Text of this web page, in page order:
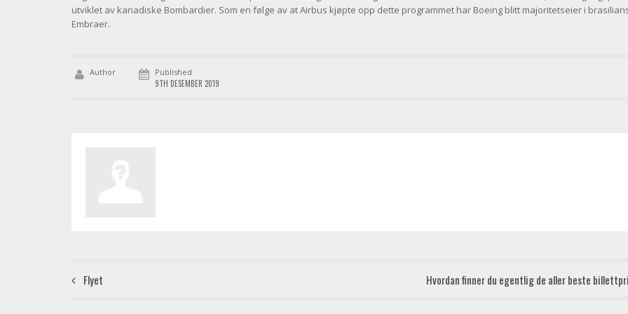
utviklet av kanadiske Bombardier. Som en følge av at Airbus kjøpte opp dette programmet har Boeing blitt majoritetseier i
Embraer.
Author Published
9TH DESEMBER 2019
Flyet Hvordan finner du egentlig de aller beste